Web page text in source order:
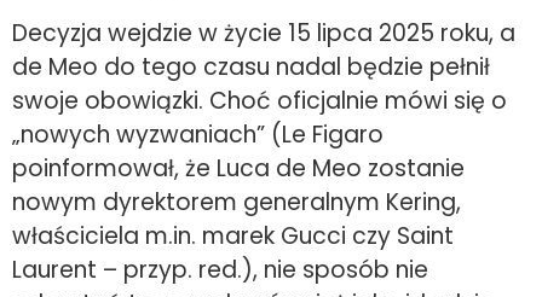
Decyzja wejdzie w życie 15 lipca 2025 roku, a
de Meo do tego czasu nadal będzie pełnił
swoje obowiązki. Choć oficjalnie mówi się o
„nowych wyzwaniach” (Le Figaro
poinformował, że Luca de Meo zostanie
nowym dyrektorem generalnym Kering,
właściciela m.in. marek Gucci czy Saint
Laurent – przyp. red.), nie sposób nie